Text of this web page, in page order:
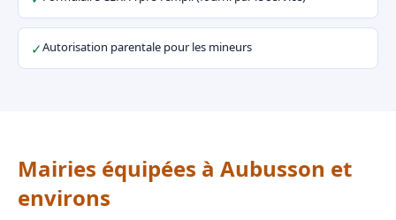
✓Autorisation parentale pour les mineurs
Mairies équipées à Aubusson et
environs